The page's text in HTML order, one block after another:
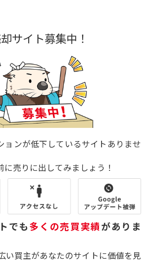
サイト募集中！
ョンが低下しているサイトありませ
売りに出してみましょう！
でも多くの売買実績がありま
い買主があなたのサイトに価値を見